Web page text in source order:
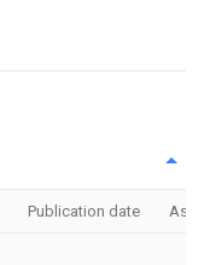
Publication date